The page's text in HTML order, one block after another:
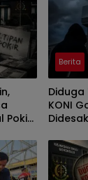
Pokir
Berita
Diduga
KONI